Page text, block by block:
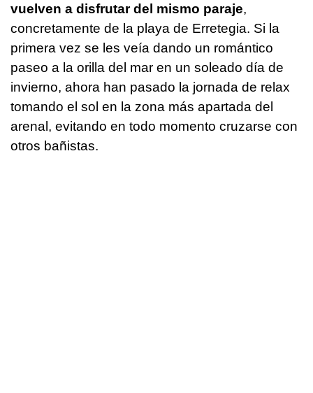
vuelven a disfrutar del mismo paraje,
concretamente de la playa de Erretegia. Si la
primera vez se les veía dando un romántico
paseo a la orilla del mar en un soleado día de
invierno, ahora han pasado la jornada de relax
tomando el sol en la zona más apartada del
arenal, evitando en todo momento cruzarse con
otros bañistas.